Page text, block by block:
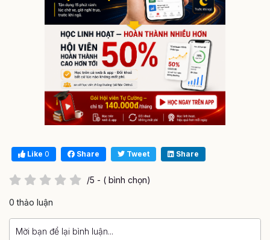
Like 0 Share Tweet Share
/5 - ( bình chọn)
0 thảo luận